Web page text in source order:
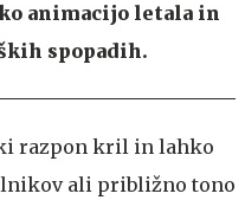
animacijo letala in
spopadih.
razpon kril in lahko
ali približno tono